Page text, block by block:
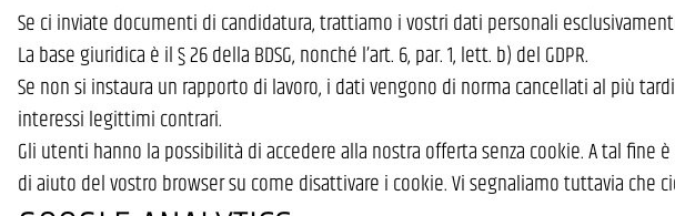
Se ci inviate documenti di candidatura, trattiamo i vostri dati personali
La base giuridica è il § 26 della BDSG, nonché l’art. 6, par. 1, lett. b) del GDPR.
Se non si instaura un rapporto di lavoro, i dati vengono di norma cancellati al più
interessi legittimi contrari.
Gli utenti hanno la possibilità di accedere alla nostra offerta senza cookie. A tal
di aiuto del vostro browser su come disattivare i cookie. Vi segnaliamo tuttavia